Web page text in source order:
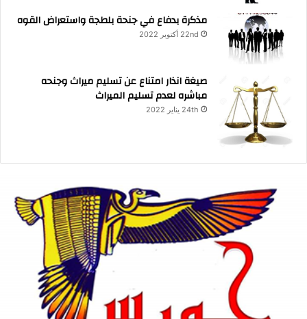
مذكرة بدفاع في جنحة بلطجة واستعراض القوه
22nd أكتوبر 2022
صيغة انذار امتناع عن تسليم ميراث وجنحه
مباشره لعدم تسليم الميراث
24th يناير 2022